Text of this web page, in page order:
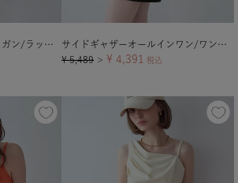
ティアードロングカーディガン/ラッシュガード
サイドギャザーオールインワン/ワンピース水着【メール便可／100】
¥ 5,489 ＞ ¥ 4,391 税込